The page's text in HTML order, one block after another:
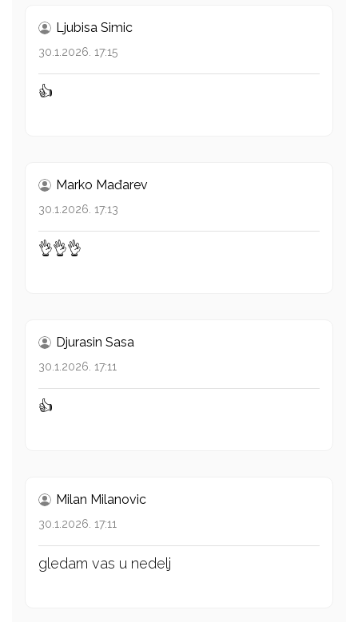
Ljubisa Simic
30.1.2026. 17:15
👍
Marko Mađarev
30.1.2026. 17:13
👌👌👌
Djurasin Sasa
30.1.2026. 17:11
👍
Milan Milanovic
30.1.2026. 17:11
gledam vas u nedelj